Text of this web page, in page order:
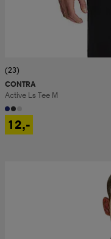
(23)
CONTRA
Active Ls Tee M
12,-